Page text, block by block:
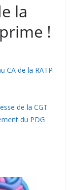
la
!
CA de la RATP
de la CGT
du PDG